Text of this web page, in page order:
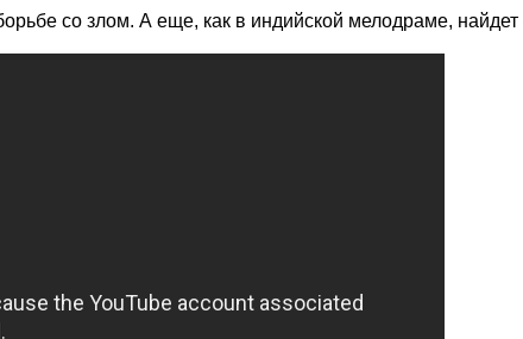
со злом. А еще, как в индийской мелодраме, найдет